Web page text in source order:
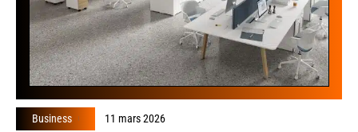
Business 11 mars 2026